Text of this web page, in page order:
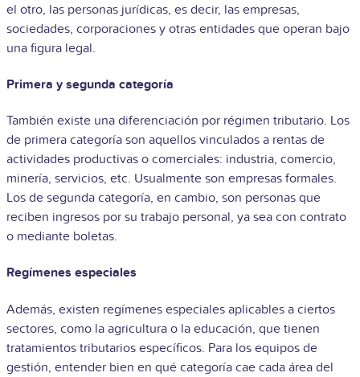
el otro, las personas jurídicas, es decir, las empresas,
sociedades, corporaciones y otras entidades que operan bajo
una figura legal.
Primera y segunda categoría
También existe una diferenciación por régimen tributario. Los
de primera categoría son aquellos vinculados a rentas de
actividades productivas o comerciales: industria, comercio,
minería, servicios, etc. Usualmente son empresas formales.
Los de segunda categoría, en cambio, son personas que
reciben ingresos por su trabajo personal, ya sea con contrato
o mediante boletas.
Regímenes especiales
Además, existen regímenes especiales aplicables a ciertos
sectores, como la agricultura o la educación, que tienen
tratamientos tributarios específicos. Para los equipos de
gestión, entender bien en qué categoría cae cada área del